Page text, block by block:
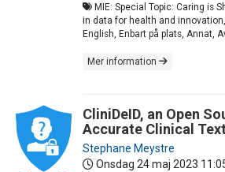
MIE: Special Topic: Caring is
in data for health and
English, Enbart på plats, Annat,
Mer information
CliniDeID, an Open
Accurate Clinical
Stephane Meystre
Onsdag 24 maj 2023